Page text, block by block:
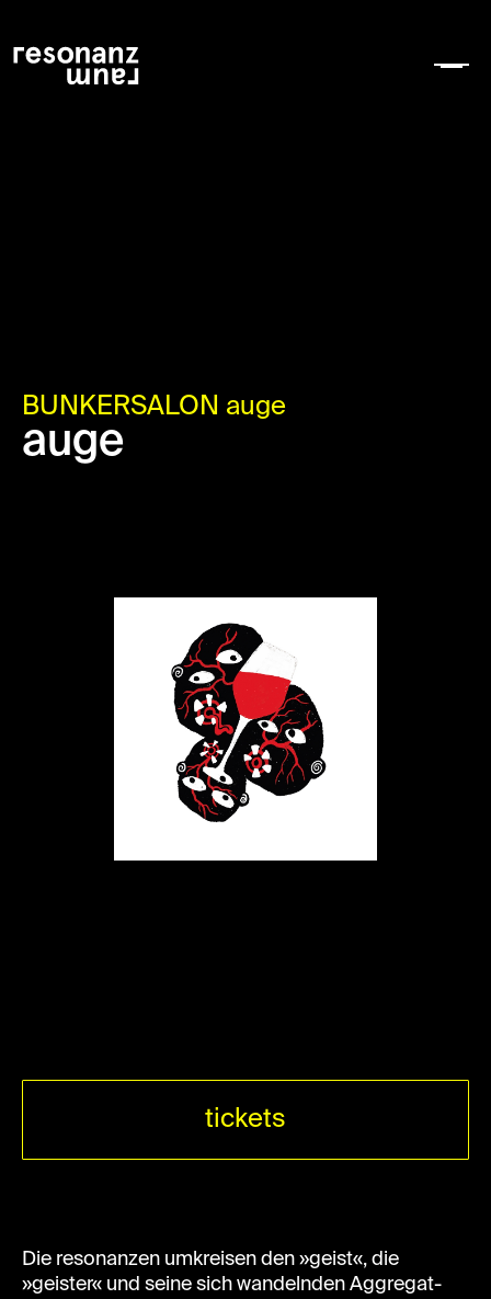
BUNKERSALON auge
auge
tickets
Die resonanzen umkreisen den »geist«, die
»geister« und seine sich wandelnden Aggregat-